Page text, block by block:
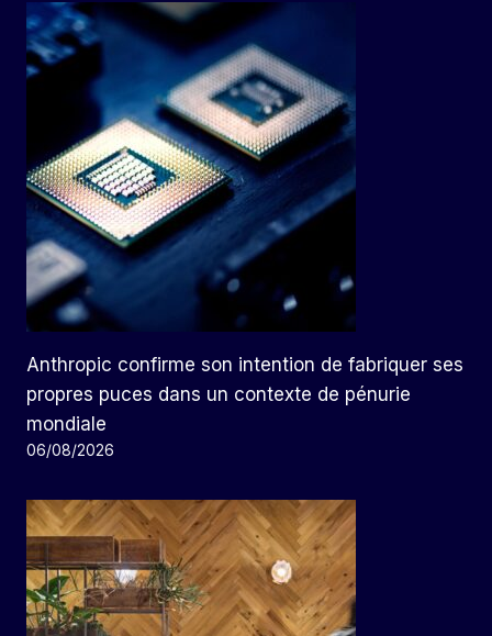
Anthropic confirme son intention de fabriquer ses
propres puces dans un contexte de pénurie
mondiale
06/08/2026